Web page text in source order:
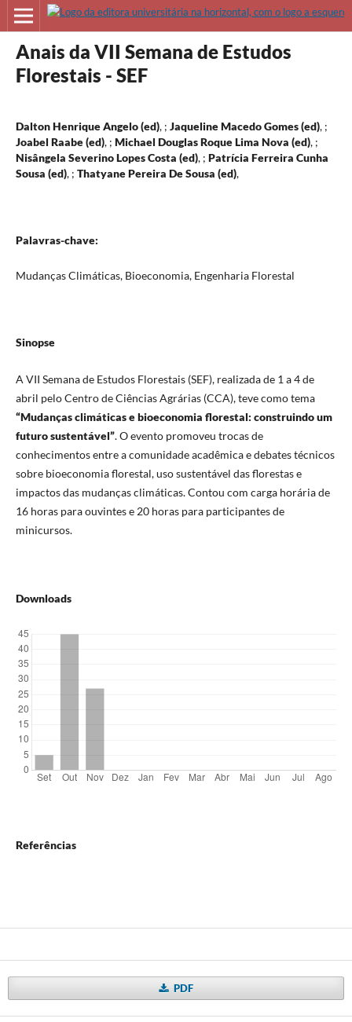
Anais da VII Semana de Estudos
Florestais - SEF
Dalton Henrique Angelo (ed), ; Jaqueline Macedo Gomes (ed), ;
Joabel Raabe (ed), ; Michael Douglas Roque Lima Nova (ed), ;
Nisângela Severino Lopes Costa (ed), ; Patrícia Ferreira Cunha
Sousa (ed), ; Thatyane Pereira De Sousa (ed),
Palavras-chave:
Mudanças Climáticas, Bioeconomia, Engenharia Florestal
Sinopse
A VII Semana de Estudos Florestais (SEF), realizada de 1 a 4 de
abril pelo Centro de Ciências Agrárias (CCA), teve como tema
“Mudanças climáticas e bioeconomia florestal: construindo um
futuro sustentável”. O evento promoveu trocas de
conhecimentos entre a comunidade acadêmica e debates técnicos
sobre bioeconomia florestal, uso sustentável das florestas e
impactos das mudanças climáticas. Contou com carga horária de
16 horas para ouvintes e 20 horas para participantes de
minicursos.
Downloads
Referências
PDF